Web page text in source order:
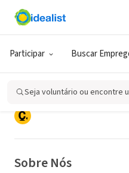
Participar Buscar
Seja voluntário ou encontre
ONG (SETOR SOCIAL)
Alzheimer's
the Islands
Hyannis, MA|
Sobre Nós